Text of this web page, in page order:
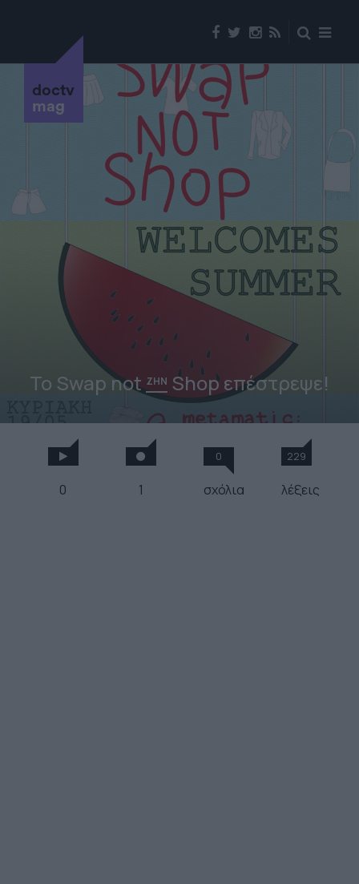
doctv
mag
Το Swap notΖΗΝ Shop επέστρεψε!
0 1
0
σχόλια
229
λέξεις